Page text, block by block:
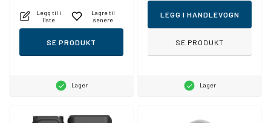
Legg til i
liste
Lagre til
senere
SE PRODUKT
Lager
LEGG I HANDLEVOGN
SE PRODUKT
Lager